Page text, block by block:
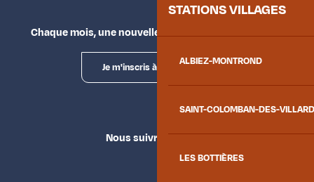
STATIONS VILLAGES
ALBIEZ-MONTROND
SAINT-COLOMBAN-DES-
LES BOTTIÈRES
Chaque mois, une nouvelle façon d'explorer la vallée.
Je m'inscris à la newsletter
Nous suivre